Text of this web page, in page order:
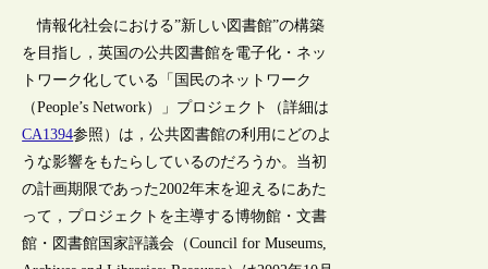
情報化社会における”新しい図書館”の構築
を目指し，英国の公共図書館を電子化・ネッ
トワーク化している「国民のネットワーク
（People’s Network）」プロジェクト（詳細は
CA1394参照）は，公共図書館の利用にどのよ
うな影響をもたらしているのだろうか。当初
の計画期限であった2002年末を迎えるにあた
って，プロジェクトを主導する博物館・文書
館・図書館国家評議会（Council for Museums,